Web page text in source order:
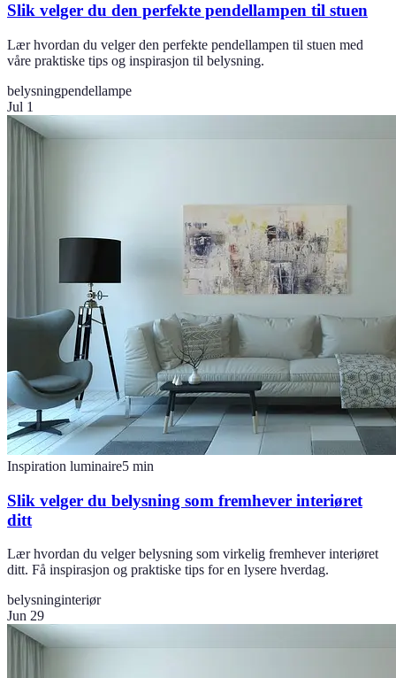
Slik velger du den perfekte pendellampen til stuen
Lær hvordan du velger den perfekte pendellampen til stuen med
våre praktiske tips og inspirasjon til belysning.
belysningpendellampe
Jul 1
Inspiration luminaire5 min
Slik velger du belysning som fremhever interiøret
ditt
Lær hvordan du velger belysning som virkelig fremhever interiøret
ditt. Få inspirasjon og praktiske tips for en lysere hverdag.
belysninginteriør
Jun 29